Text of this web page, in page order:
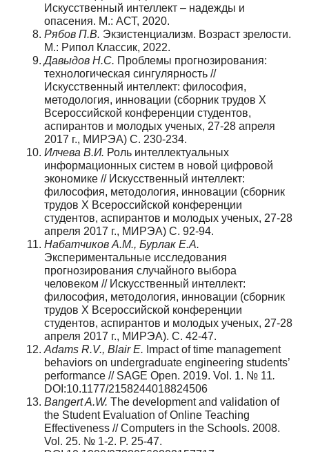
Искусственный интеллект – надежды и
опасения. М.: АСТ, 2020.
Рябов П.В. Экзистенциализм. Возраст зрелости.
М.: Рипол Классик, 2022.
Давыдов Н.С. Проблемы прогнозирования:
технологическая сингулярность //
Искусственный интеллект: философия,
методология, инновации (сборник трудов Х
Всероссийской конференции студентов,
аспирантов и молодых ученых, 27-28 апреля
2017 г., МИРЭА) С. 230-234.
Илчева В.И. Роль интеллектуальных
информационных систем в новой цифровой
экономике // Искусственный интеллект:
философия, методология, инновации (сборник
трудов Х Всероссийской конференции
студентов, аспирантов и молодых ученых, 27-28
апреля 2017 г., МИРЭА) С. 92-94.
Набатчиков А.М., Бурлак Е.А.
Экспериментальные исследования
прогнозирования случайного выбора
человеком // Искусственный интеллект:
философия, методология, инновации (сборник
трудов Х Всероссийской конференции
студентов, аспирантов и молодых ученых, 27-28
апреля 2017 г., МИРЭА). С. 42-47.
Adams R.V., Blair E. Impact of time management
behaviors on undergraduate engineering students’
performance // SAGE Open. 2019. Vol. 1. № 11.
DOI:10.1177/2158244018824506
Bangert A.W. The development and validation of
the Student Evaluation of Online Teaching
Effectiveness // Computers in the Schools. 2008.
Vol. 25. № 1-2. P. 25-47.